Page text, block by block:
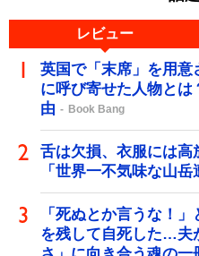
レビュー
英国で「末席」を用意
に呼び寄せた人物と
由
Book Bang
舌は欠損、衣服には
「世界一不気味な山
「死ぬとか言うな！
を残して自死した…夫